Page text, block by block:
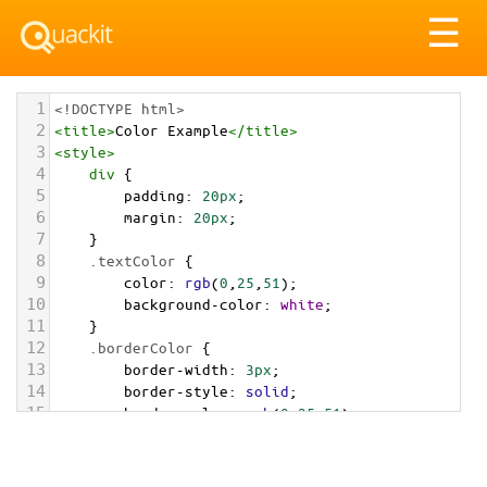
☰
1 <!DOCTYPE html>
2 <title>Color Example</title>
3 <style>
4 div {
5 padding: 20px;
6 margin: 20px;
7 }
8 .textColor {
9 color: rgb(0 25 51 );
10 background-color: white;
11 }
12 .borderColor {
13 border-width: 3px;
14 border-style: solid;
15 border-color: rgb(0,25,51);